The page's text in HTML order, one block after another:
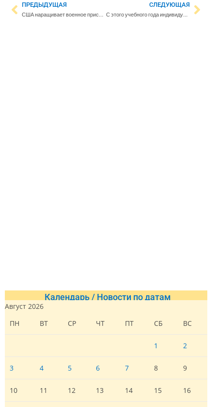
ПРЕДЫДУЩАЯ
США наращивает военное присутствие в Финляндии
СЛЕДУЮЩАЯ
С этого учебного года индивидуальные потребности учеников будут лучше учитываться – школы нанимают больше учителей
Календарь / Новости по датам
Август 2026
ПН
ВТ СР ЧТ ПТ СБ ВС
1 2
3 4 5 6 7 8 9
10 11 12 13 14 15 16